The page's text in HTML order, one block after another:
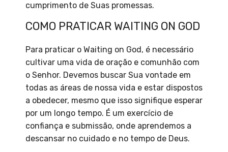
cumprimento de Suas promessas.
COMO PRATICAR WAITING ON GOD
Para praticar o Waiting on God, é necessário
cultivar uma vida de oração e comunhão com
o Senhor. Devemos buscar Sua vontade em
todas as áreas de nossa vida e estar dispostos
a obedecer, mesmo que isso signifique esperar
por um longo tempo. É um exercício de
confiança e submissão, onde aprendemos a
descansar no cuidado e no tempo de Deus.